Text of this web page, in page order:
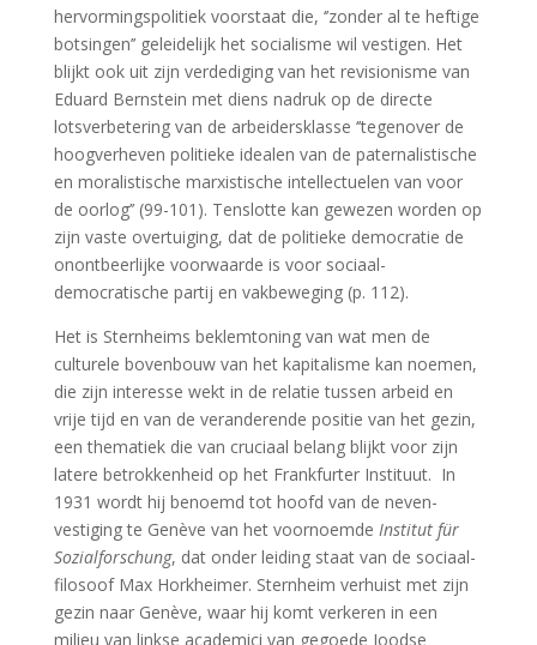
hervormingspolitiek voorstaat die, ‘’zonder al te heftige
botsingen’’ geleidelijk het socialisme wil vestigen. Het
blijkt ook uit zijn verdediging van het revisionisme van
Eduard Bernstein met diens nadruk op de directe
lotsverbetering van de arbeidersklasse ‘’tegenover de
hoogverheven politieke idealen van de paternalistische
en moralistische marxistische intellectuelen van voor
de oorlog’’ (99-101). Tenslotte kan gewezen worden op
zijn vaste overtuiging, dat de politieke democratie de
onontbeerlijke voorwaarde is voor sociaal-
democratische partij en vakbeweging (p. 112).
Het is Sternheims beklemtoning van wat men de
culturele bovenbouw van het kapitalisme kan noemen,
die zijn interesse wekt in de relatie tussen arbeid en
vrije tijd en van de veranderende positie van het gezin,
een thematiek die van cruciaal belang blijkt voor zijn
latere betrokkenheid op het Frankfurter Instituut. In
1931 wordt hij benoemd tot hoofd van de neven-
vestiging te Genève van het voornoemde Institut für
Sozialforschung, dat onder leiding staat van de sociaal-
filosoof Max Horkheimer. Sternheim verhuist met zijn
gezin naar Genève, waar hij komt verkeren in een
milieu van linkse academici van gegoede Joodse